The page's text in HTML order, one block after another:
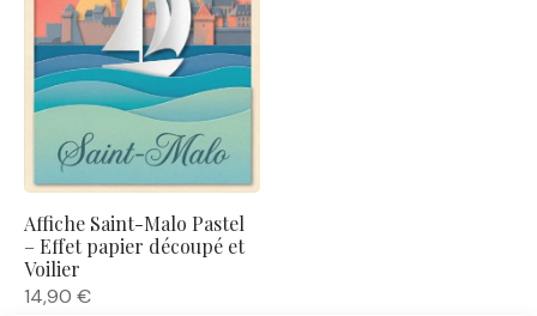
Affiche Saint-Malo Pastel
– Effet papier découpé et
Voilier
14,90 €